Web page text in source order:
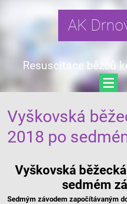
AK
Resuscitace běžců
Vyškovská
2018 po
Vyškovská
sedmém
Sedmým závodem započítávaným